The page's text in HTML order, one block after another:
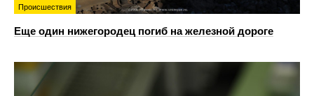
Происшествия
Еще один нижегородец погиб на железной дороге